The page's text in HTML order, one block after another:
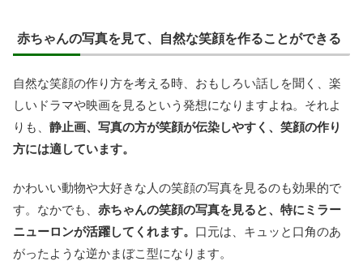
赤ちゃんの写真を見て、自然な笑顔を作ることができる
自然な笑顔の作り方を考える時、おもしろい話しを聞く、楽
しいドラマや映画を見るという発想になりますよね。それよ
りも、 静止画、写真の方が笑顔が伝染しやすく、笑顔の作り
方には適しています。
かわいい動物や大好きな人の笑顔の写真を見るのも効果的で
す。なかでも、 赤ちゃんの笑顔の写真を見ると、特にミラー
ニューロンが活躍してくれます。 口元は、キュッと口角のあ
がったような逆かまぼこ型になります。